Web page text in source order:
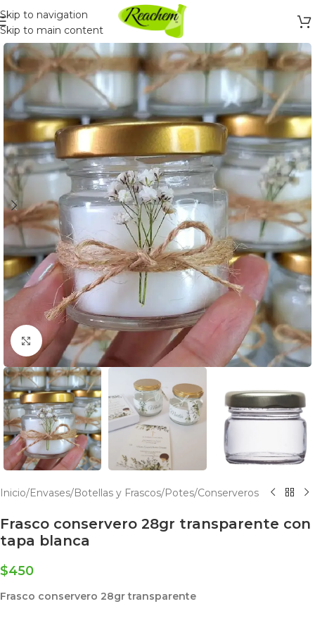
Skip to navigation
Skip to main content
Click to enlarge
Inicio/Envases/Botellas y Frascos/Potes/Conserveros
Frasco conservero 28gr transparente con
tapa blanca
$450
Frasco conservero 28gr transparente